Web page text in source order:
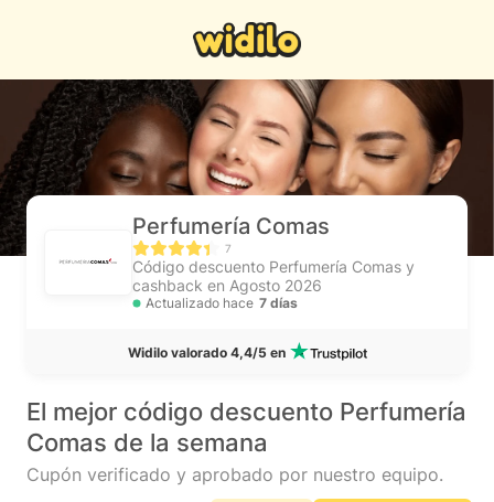
Perfumería Comas
7
Código descuento Perfumería Comas y
cashback en Agosto 2026
Actualizado hace 7 días
Widilo valorado 4,4/5 en
El mejor código descuento Perfumería
Comas de la semana
Cupón verificado y aprobado por nuestro equipo.